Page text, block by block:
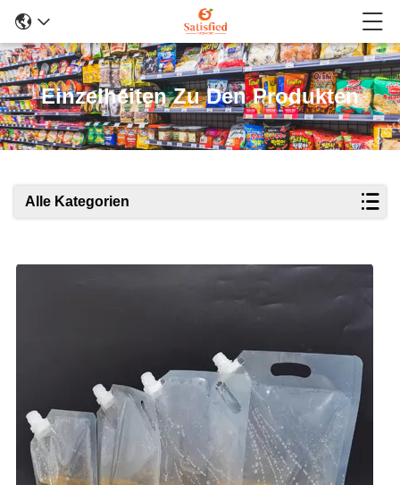
Einzelheiten Zu Den Produkten
Alle Kategorien